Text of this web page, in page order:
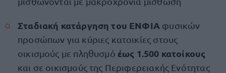
Σταδιακή κατάργηση του ΕΝΦΙΑ φυσικών
προσώπων για κύριες κατοικίες στους
οικισμούς με πληθυσμό έως 1.500 κατοίκους
και σε οικισμούς της Περιφερειακής Ενότητας